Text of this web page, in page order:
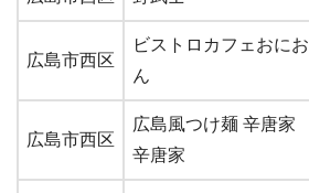
広島市西区
ビストロカフェおにお
ん
広島市西区
広島風つけ麺 辛唐家
辛唐家